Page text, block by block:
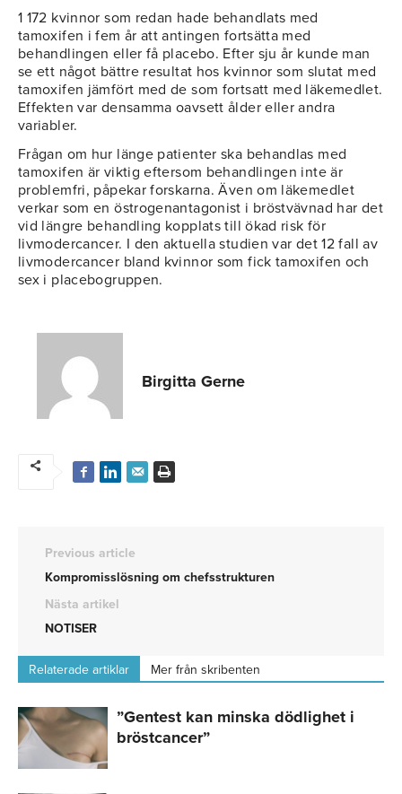
1 172 kvinnor som redan hade behandlats med
tamoxifen i fem år att antingen fortsätta med
behandlingen eller få placebo. Efter sju år kunde man
se ett något bättre resultat hos kvinnor som slutat med
tamoxifen jämfört med de som fortsatt med läkemedlet.
Effekten var densamma oavsett ålder eller andra
variabler.
Frågan om hur länge patienter ska behandlas med
tamoxifen är viktig eftersom behandlingen inte är
problemfri, påpekar forskarna. Även om läkemedlet
verkar som en östrogenantagonist i bröstvävnad har det
vid längre behandling kopplats till ökad risk för
livmodercancer. I den aktuella studien var det 12 fall av
livmodercancer bland kvinnor som fick tamoxifen och
sex i placebogruppen.
Birgitta Gerne
Previous article
Kompromisslösning om chefsstrukturen
Nästa artikel
NOTISER
Relaterade artiklar Mer från skribenten
”Gentest kan minska dödlighet i
bröstcancer”